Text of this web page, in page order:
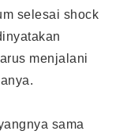
selesai shock
menjalani
sama